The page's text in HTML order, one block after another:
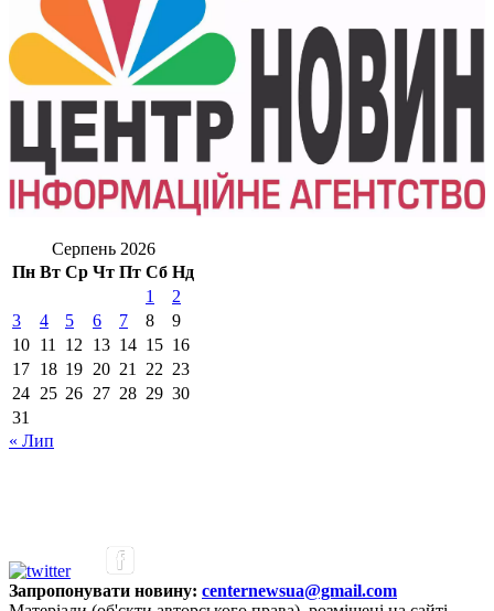
Серпень 2026
Пн Вт Ср Чт Пт Сб Нд
1
2
3
4 5 6 7 8
9
10 11 12 13 14 15 16
17 18 19 20 21 22 23
24 25 26 27 28 29 30
31
« Лип
Запропонувати новину: centernewsua@gmail.com